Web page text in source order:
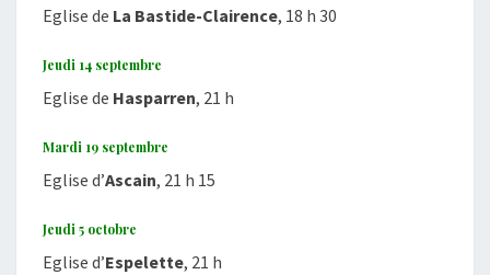
Eglise de La Bastide-Clairence, 18 h 30
Jeudi 14 septembre
Eglise de Hasparren, 21 h
Mardi 19 septembre
Eglise d’Ascain, 21 h 15
Jeudi 5 octobre
Eglise d’Espelette, 21 h